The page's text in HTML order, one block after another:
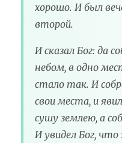
хорошо. И был
второй.
И сказал Бог: да
небом, в одно
стало так. И
свои места, и
сушу землею, а
И увидел Бог, что